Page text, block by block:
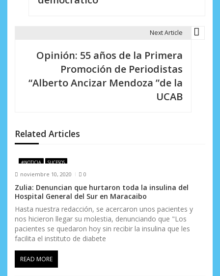
e
n
t
r
a
d
a
s
Next Article
Opinión: 55 años de la Primera
Promoción de Periodistas
“Alberto Ancizar Mendoza ”de la
UCAB
Related Articles
#NOTICIA SUCESOS
noviembre 10, 2020 0
Zulia: Denuncian que hurtaron toda la insulina del
Hospital General del Sur en Maracaibo
Hasta nuestra redacción, se acercaron unos pacientes y
nos hicieron llegar su molestia, denunciando que "Los
pacientes se quedaron hoy sin recibir la insulina que les
facilita el instituto de diabete
READ MORE